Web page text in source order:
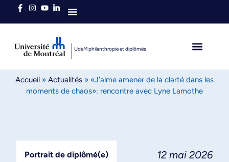
UdeM philanthropie et diplômés
Accueil » Actualités » «J’aime amener de la clarté dans les
moments de chaos»: rencontre avec Lyne Lamothe
Portrait de diplômé(e) 12 mai 2026